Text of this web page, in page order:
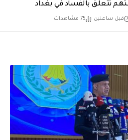
تتعلق بالفساد في بغداد
قبل ساعتين 75 مشاهدات